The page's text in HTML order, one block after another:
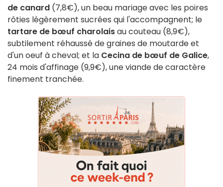
de canard (7,8€), un beau mariage avec les poires
rôties légèrement sucrées qui l'accompagnent; le
tartare de bœuf charolaisau couteau (8,9€),
subtilement réhaussé de graines de moutarde et
d'un oeuf à cheval; et la Cecina de bœuf de Galice,
24 mois d'affinage (9,9€), une viande de caractère
finement tranchée.